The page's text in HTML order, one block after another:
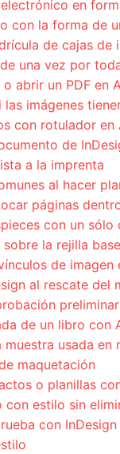
en
con la forma de
de cajas de
una vez por
abrir un PDF en
las imágenes
con rotulador en
de
a la imprenta
al hacer
páginas
con un sólo
sobre la rejilla base
de imagen
al rescate del
de un libro con
muestra usada
maquetación
o planillas
estilo sin
con